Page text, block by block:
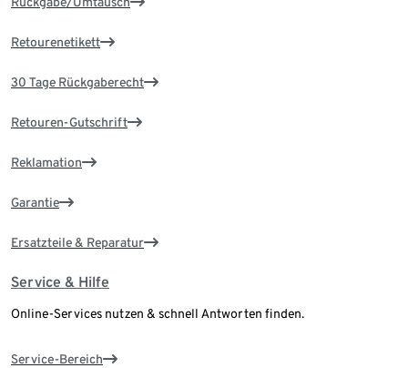
Retourenetikett
30 Tage Rückgaberecht
Retouren-Gutschrift
Reklamation
Garantie
Ersatzteile & Reparatur
Service & Hilfe
Online-Services nutzen & schnell Antworten finden.
Service-Bereich